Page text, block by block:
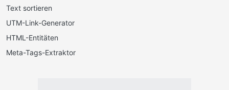
Text sortieren
UTM-Link-Generator
HTML-Entitäten
Meta-Tags-Extraktor